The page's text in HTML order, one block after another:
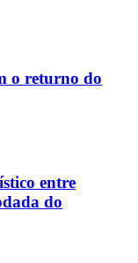
o returno do
entre
do